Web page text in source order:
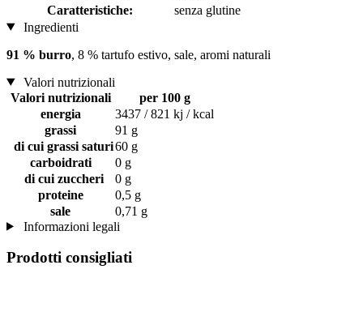
Caratteristiche:
senza glutine
Ingredienti
91 % burro, 8 % tartufo estivo, sale, aromi naturali
Valori nutrizionali
Valori nutrizionali
per 100 g
energia
3437 / 821 kj / kcal
grassi
91 g
di cui grassi saturi60 g
carboidrati
0 g
di cui zuccheri
0 g
proteine
0,5 g
sale
0,71 g
Informazioni legali
Prodotti consigliati